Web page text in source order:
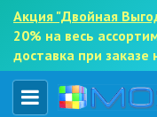
Акция "Двойная
20% на весь
доставка при